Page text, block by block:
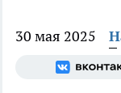
30 мая 2025